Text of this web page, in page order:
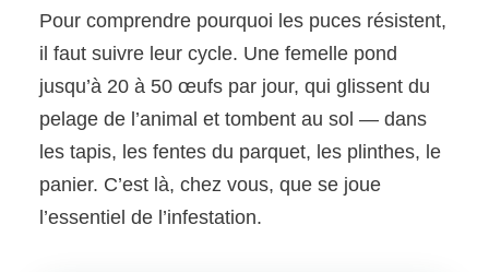
Pour comprendre pourquoi les puces résistent,
il faut suivre leur cycle. Une femelle pond
jusqu’à 20 à 50 œufs par jour, qui glissent du
pelage de l’animal et tombent au sol — dans
les tapis, les fentes du parquet, les plinthes, le
panier. C’est là, chez vous, que se joue
l’essentiel de l’infestation.